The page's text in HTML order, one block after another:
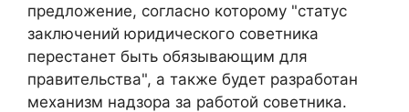
предложение, согласно которому "статус
заключений юридического советника
перестанет быть обязывающим для
правительства", а также будет разработан
механизм надзора за работой советника.